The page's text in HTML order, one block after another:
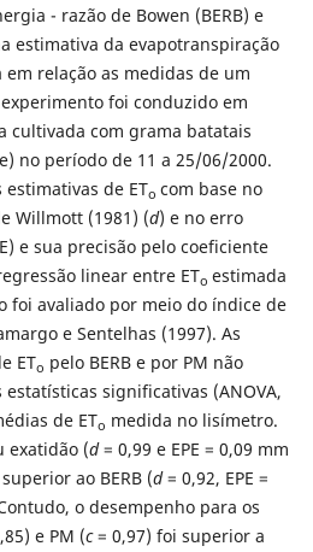
- razão de Bowen (BERB) e
estimativa da evapotranspiração
em relação as medidas de um
foi conduzido em
cultivada com grama batatais
no período de 11 a 25/06/2000.
de ETo com base no
Willmott (1981) (d) e no erro
e sua precisão pelo coeficiente
linear entre ETo estimada
foi avaliado por meio do índice de
e Sentelhas (1997). As
ETo pelo BERB e por PM não
significativas (ANOVA,
de ETo medida no lisímetro.
exatidão (d= 0,99 e EPE = 0,09 mm
ao BERB (d= 0,92, EPE =
o desempenho para os
e PM (c= 0,97) foi superior a